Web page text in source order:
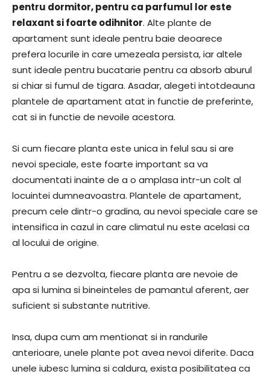
pentru dormitor, pentru ca parfumul lor este
relaxant si foarte odihnitor. Alte plante de
apartament sunt ideale pentru baie deoarece
prefera locurile in care umezeala persista, iar altele
sunt ideale pentru bucatarie pentru ca absorb aburul
si chiar si fumul de tigara. Asadar, alegeti intotdeauna
plantele de apartament atat in functie de preferinte,
cat si in functie de nevoile acestora.
Si cum fiecare planta este unica in felul sau si are
nevoi speciale, este foarte important sa va
documentati inainte de a o amplasa intr-un colt al
locuintei dumneavoastra. Plantele de apartament,
precum cele dintr-o gradina, au nevoi speciale care se
intensifica in cazul in care climatul nu este acelasi ca
al locului de origine.
Pentru a se dezvolta, fiecare planta are nevoie de
apa si lumina si bineinteles de pamantul aferent, aer
suficient si substante nutritive.
Insa, dupa cum am mentionat si in randurile
anterioare, unele plante pot avea nevoi diferite. Daca
unele iubesc lumina si caldura, exista posibilitatea ca